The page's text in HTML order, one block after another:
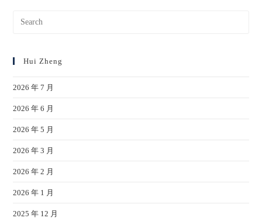
Hui Zheng
2026 年 7 月
2026 年 6 月
2026 年 5 月
2026 年 3 月
2026 年 2 月
2026 年 1 月
2025 年 12 月